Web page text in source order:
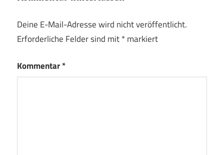
Deine E-Mail-Adresse wird nicht veröffentlicht.
Erforderliche Felder sind mit*markiert
Kommentar*